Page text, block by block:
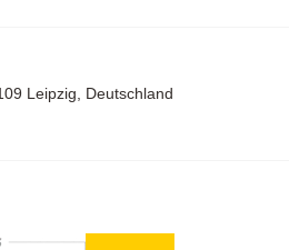
Leipzig, Deutschland